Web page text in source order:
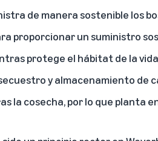
de manera sostenible los
proporcionar un suministro
protege el hábitat de la
y almacenamiento de
la cosecha, por lo que planta